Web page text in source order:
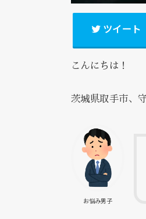
ツイート
こんにちは！
茨城県取手市、
お悩み男子